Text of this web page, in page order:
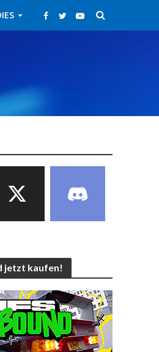
jetzt kaufen!